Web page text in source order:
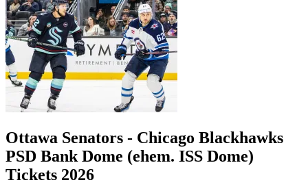
Ottawa Senators - Chicago Blackhawks
PSD Bank Dome (ehem. ISS Dome)
Tickets 2026